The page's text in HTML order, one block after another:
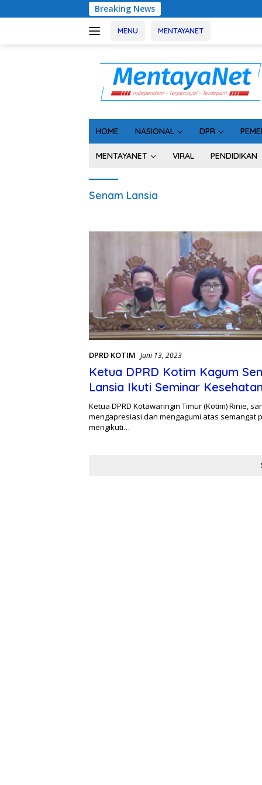
ke
Breaking News
MENU MENTAYANET
HOME NASIONAL DPR
MENTAYANET VIRAL PENDIDIKAN
Senam Lansia
DPRD KOTIM Juni 13, 2023
Ketua DPRD Kotim Kagum
Lansia Ikuti Seminar
Ketua DPRD Kotawaringin Timur (Kotim) Rinie,
mengapresiasi dan mengagumi atas semangat
mengikuti…